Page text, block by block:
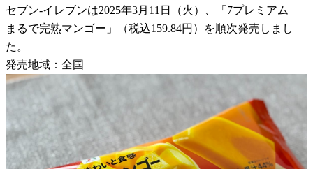
セブン-イレブンは2025年3月11日（火）、「7プレミアム
まるで完熟マンゴー」（税込159.84円）を順次発売しまし
た。
発売地域：全国